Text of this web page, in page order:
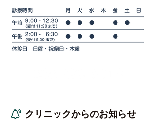
クリニックからのお知らせ